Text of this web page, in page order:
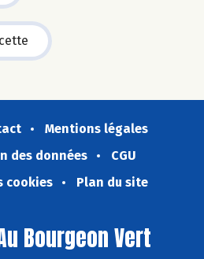
Mentions légales
des données
CGU
cookies
Plan du site
Bourgeon Vert